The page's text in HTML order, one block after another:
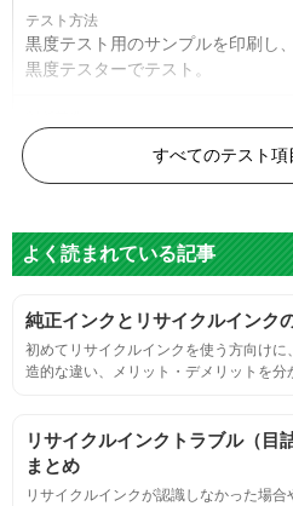
黒度テスト用のサンプルを印刷し、
黒度テスターでテスト。
黒度の技術基準に適合する。
標準カラーサンプルを印刷する。
鮮やか、リアル、彩度、シャープ
標準カラ―サンプルと比べて大き
にお
サンプルシートを印刷し、直接に
すべてのテスト項
よく読まれている記事
純正インクとリサイクルインク
初めてリサイクルインクを使う方向け
造的な違い、メリット・デメリットを分
リサイクルインクトラブル（目
まとめ
リサイクルインクが認識しなかった場